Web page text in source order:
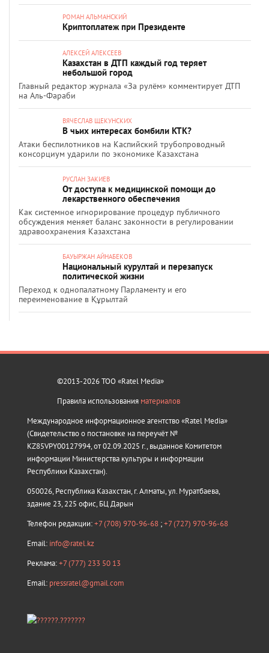
РОМАН АЛЬМАНСКИЙ
Криптоплатеж при Президенте
АЛЕКСЕЙ АЛЕКСЕЕВ
Казахстан в ДТП каждый год теряет
небольшой город
Главный редактор журнала «За рулём» комментирует ДТП
на Аль-Фараби
ВЯЧЕСЛАВ ЩЕКУНСКИХ
В чьих интересах бомбили КТК?
Атаки беспилотников на Каспийский трубопроводный
консорциум ударили по экономике Казахстана
РУСЛАН ЗАКИЕВ
От доступа к медицинской помощи до
лекарственного обеспечения
Как системное игнорирование процедур публичного
обсуждения меняет баланс законности в регулировании
здравоохранения Казахстана
БАУЫРЖАН АЙНАБЕКОВ
Национальный курултай и перезапуск
политической жизни
Переход к однопалатному Парламенту и его
переименование в Құрылтай
©2013-2026 ТОО «Ratel Media»
Правила использования материалов
Международное информационное агентство «Ratel Media»
(Свидетельство о постановке на переучёт №
KZ85VPY00127994, от 02.09.2025 г., выданное Комитетом
информации Министерства культуры и информации
Республики Казахстан).
050026, Республика Казахстан, г. Алматы, ул. Муратбаева,
здание 23, 225 офис, БЦ Дарын
Телефон редакции:+7 (708) 970-96-68 ;+7 (727) 970-96-68
Email: info@ratel.kz
Реклама:+7 (777) 233 50 13
Email: pressratel@gmail.com